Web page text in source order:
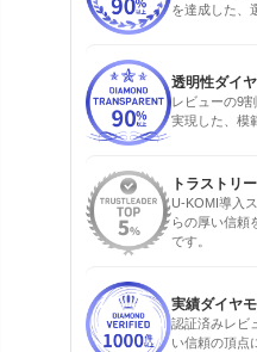
を達成した、
透明性ダイ
レビューの9
実現した、模
トラストリ
U-KOMI導入
らの厚い信頼
です。
実績ダイヤ
認証済みレビ
い信頼の頂点